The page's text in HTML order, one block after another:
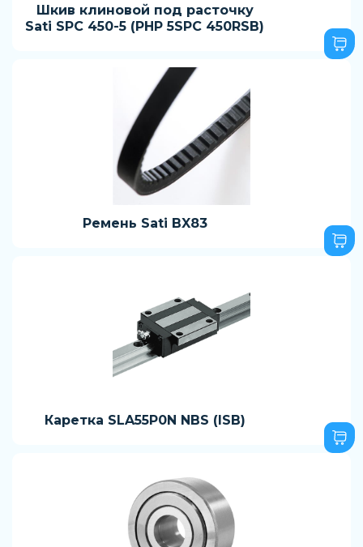
Шкив клиновой под расточку
Sati SPC 450-5 (PHP 5SPC 450RSB)
Ремень Sati BX83
Каретка SLA55P0N NBS (ISB)